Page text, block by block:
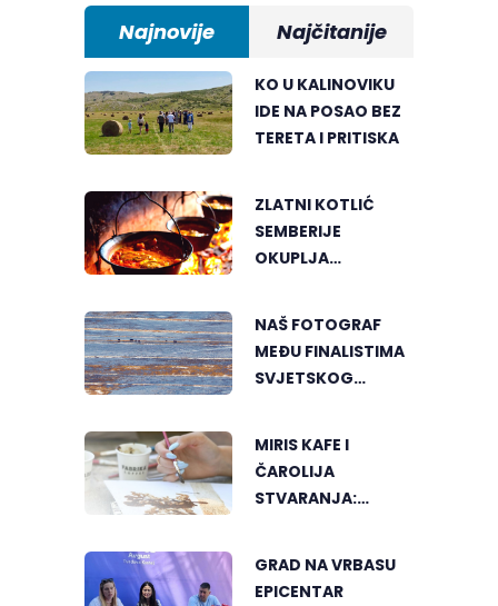
Najnovije Najčitanije
KO U KALINOVIKU
IDE NA POSAO BEZ
TERETA I PRITISKA
ZLATNI KOTLIĆ
SEMBERIJE
OKUPLJA
RIBLJEG PAPRIKAŠA
NAŠ FOTOGRAF
MEĐU FINALISTIMA
SVJETSKOG
FESTIVALA U
MIRIS KAFE I
ČAROLIJA
STVARANJA:
GRAD NA VRBASU
EPICENTAR